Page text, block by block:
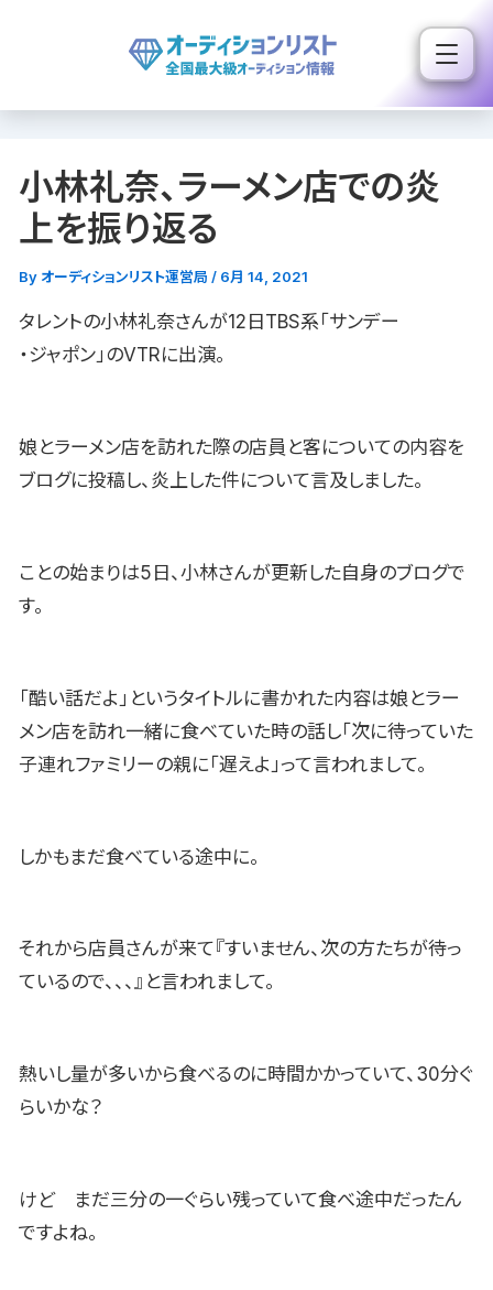
ス
小林礼奈、ラーメン店での炎
上を振り返る
By オーディションリスト運営局 / 6月 14, 2021
タレントの小林礼奈さんが12日TBS系「サンデー
・ジャポン」のVTRに出演。
娘とラーメン店を訪れた際の店員と客についての内容を
ブログに投稿し、炎上した件について言及しました。
ことの始まりは5日、小林さんが更新した自身のブログで
す。
「酷い話だよ」というタイトルに書かれた内容は娘とラー
メン店を訪れ一緒に食べていた時の話し「次に待っていた
子連れファミリーの親に「遅えよ」って言われまして。
しかもまだ食べている途中に。
それから店員さんが来て『すいません、次の方たちが待っ
ているので、、、』と言われまして。
熱いし量が多いから食べるのに時間かかっていて、30分ぐ
らいかな？
けど まだ三分の一ぐらい残っていて食べ途中だったん
ですよね。